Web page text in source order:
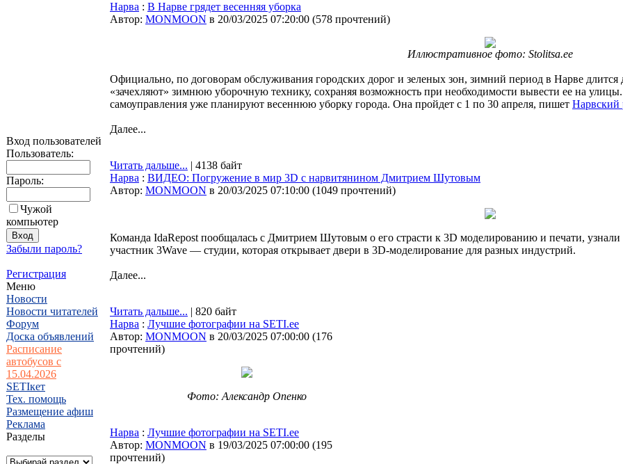
Вход пользователей
Пользователь:
Пароль:
Чужой
компьютер
Забыли пароль?
Регистрация
Меню
Новости
Новости читателей
Форум
Доска объявлений
Расписание
автобусов с
15.04.2026
SETIкет
Тех. помощь
Размещение афиш
Реклама
Разделы
Нарва : В Нарве грядет весенняя уборка
Автор: MONMOON в 20/03/2025 07:20:00 (578 прочтений)
Иллюстративное фото: Stolitsa.ee
Официально, по договорам обслуживания городских дорог и зеленых зон, зимний период в Нарве
«зачехляют» зимнюю уборочную технику, сохраняя возможность при необходимости вывести ее на
самоуправления уже планируют весеннюю уборку города. Она пройдет с 1 по 30 апреля, пишет Нарвский
Далее...
Читать дальше... | 4138 байт
Нарва : ВИДЕО: Погружение в мир 3D с нарвитянином Дмитрием Шутовым
Автор: MONMOON в 20/03/2025 07:10:00 (1049 прочтений)
Команда IdaRepost пообщалась с Дмитрием Шутовым о его страсти к 3D моделированию и печати,
участник 3Wave — студии, которая открывает двери в 3D-моделирование для разных индустрий.
Далее...
Читать дальше... | 820 байт
Нарва : Лучшие фотографии на SETI.ee
Автор: MONMOON в 20/03/2025 07:00:00 (176
прочтений)
Фото: Александр Опенко
Нарва : Лучшие фотографии на SETI.ee
Автор: MONMOON в 19/03/2025 07:00:00 (195
прочтений)